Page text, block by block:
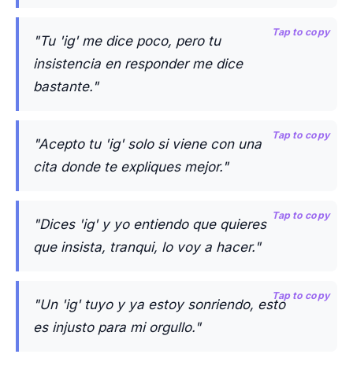
"Tu 'ig' me dice poco, pero tu
insistencia en responder me dice
bastante."
Tap to copy
"Acepto tu 'ig' solo si viene con una
cita donde te expliques mejor."
Tap to copy
"Dices 'ig' y yo entiendo que quieres
que insista, tranqui, lo voy a hacer."
Tap to copy
"Un 'ig' tuyo y ya estoy sonriendo, esto
es injusto para mi orgullo."
Tap to copy